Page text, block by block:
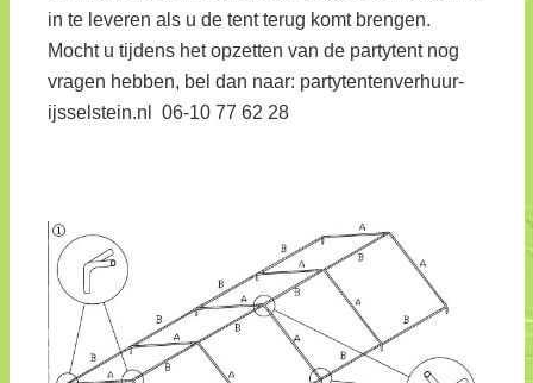
in te leveren als u de tent terug komt brengen.
Mocht u tijdens het opzetten van de partytent nog
vragen hebben, bel dan naar: partytentenverhuur-
ijsselstein.nl 06-10 77 62 28